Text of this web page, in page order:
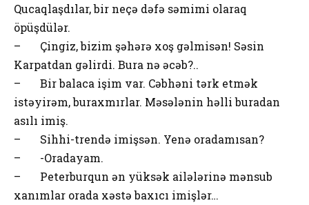
Qucaqlaşdılar, bir neçə dəfə səmimi olaraq
öpüşdülər.
– Çingiz, bizim şəhərə xoş gəlmisən! Səsin
Karpatdan gəlirdi. Bura nə əcəb?..
– Bir balaca işim var. Cəbhəni tərk etmək
istəyirəm, buraxmırlar. Məsələnin həlli buradan
asılı imiş.
– Sihhi-trendə imişsən. Yenə oradamısan?
– -Oradayam.
– Peterburqun ən yüksək ailələrinə mənsub
xanımlar orada xəstə baxıcı imişlər…